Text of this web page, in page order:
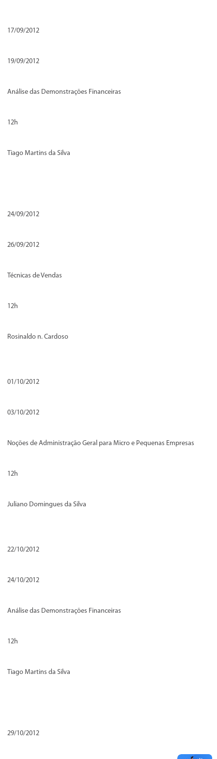
17/09/2012
19/09/2012
Análise das Demonstrações Financeiras
12h
Tiago Martins da Silva
24/09/2012
26/09/2012
Técnicas de Vendas
12h
Rosinaldo n. Cardoso
01/10/2012
03/10/2012
Noções de Administração Geral para Micro e Pequenas Empresas
12h
Juliano Domingues da Silva
22/10/2012
24/10/2012
Análise das Demonstrações Financeiras
12h
Tiago Martins da Silva
29/10/2012